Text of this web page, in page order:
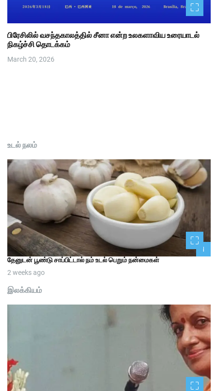
பிரேசிலில் வசந்தகாலத்தில் சீனா என்ற உலகளாவிய உரையாடல்
நிகழ்ச்சி தொடக்கம்
March 20, 2026
உடல் நலம்
1
தேனுடன் பூண்டு சாப்பிட்டால் நம் உடல் பெறும் நன்மைகள்
2 weeks ago
இலக்கியம்